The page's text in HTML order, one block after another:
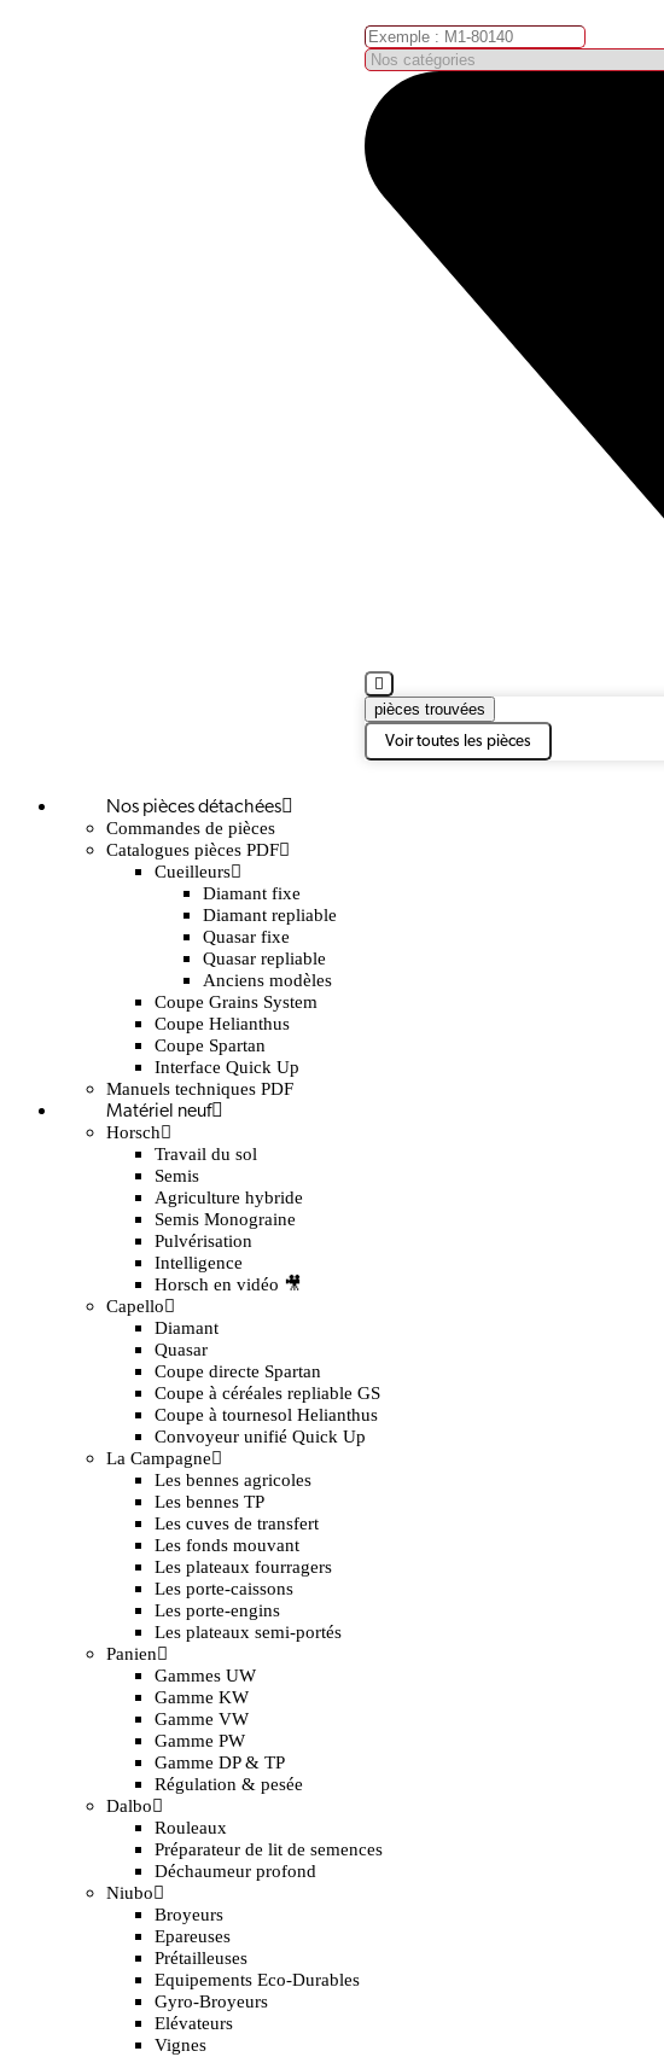
pièces trouvées
Voir toutes les pièces
Nos pièces détachées
Commandes de pièces
Catalogues pièces PDF
Cueilleurs
Diamant fixe
Diamant repliable
Quasar fixe
Quasar repliable
Anciens modèles
Coupe Grains System
Coupe Helianthus
Coupe Spartan
Interface Quick Up
Manuels techniques PDF
Matériel neuf
Horsch
Travail du sol
Semis
Agriculture hybride
Semis Monograine
Pulvérisation
Intelligence
Horsch en vidéo 🎥
Capello
Diamant
Quasar
Coupe directe Spartan
Coupe à céréales repliable GS
Coupe à tournesol Helianthus
Convoyeur unifié Quick Up
La Campagne
Les bennes agricoles
Les bennes TP
Les cuves de transfert
Les fonds mouvant
Les plateaux fourragers
Les porte-caissons
Les porte-engins
Les plateaux semi-portés
Panien
Gammes UW
Gamme KW
Gamme VW
Gamme PW
Gamme DP & TP
Régulation & pesée
Dalbo
Rouleaux
Préparateur de lit de semences
Déchaumeur profond
Niubo
Broyeurs
Epareuses
Prétailleuses
Equipements Eco-Durables
Gyro-Broyeurs
Elévateurs
Vignes